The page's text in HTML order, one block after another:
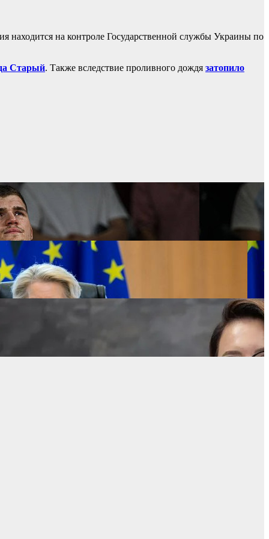
находится на контроле Государственной службы Украины по
Старый. Также вследствие проливного дождя затопило